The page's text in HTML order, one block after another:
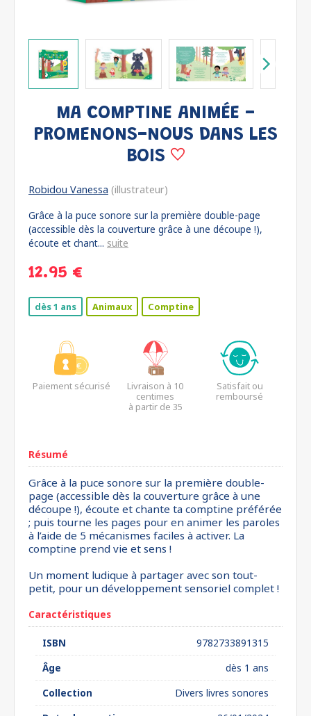
MA COMPTINE ANIMÉE -
PROMENONS-NOUS DANS LES
BOIS
Robidou Vanessa (illustrateur)
Grâce à la puce sonore sur la première double-page
(accessible dès la couverture grâce à une découpe !),
écoute et chant... suite
12.95 €
dès 1 ans Animaux Comptine
Paiement sécurisé
Livraison à 10
centimes
à partir de 35
Satisfait ou
remboursé
Résumé
Grâce à la puce sonore sur la première double-
page (accessible dès la couverture grâce à une
découpe !), écoute et chante ta comptine préférée
; puis tourne les pages pour en animer les paroles
à l’aide de 5 mécanismes faciles à activer. La
comptine prend vie et sens !
Un moment ludique à partager avec son tout-
petit, pour un développement sensoriel complet !
Caractéristiques
ISBN
9782733891315
Âge
dès 1 ans
Collection
Divers livres sonores